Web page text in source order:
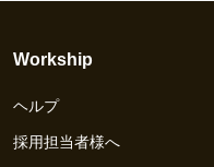
Workship
ヘルプ
採用担当者様へ